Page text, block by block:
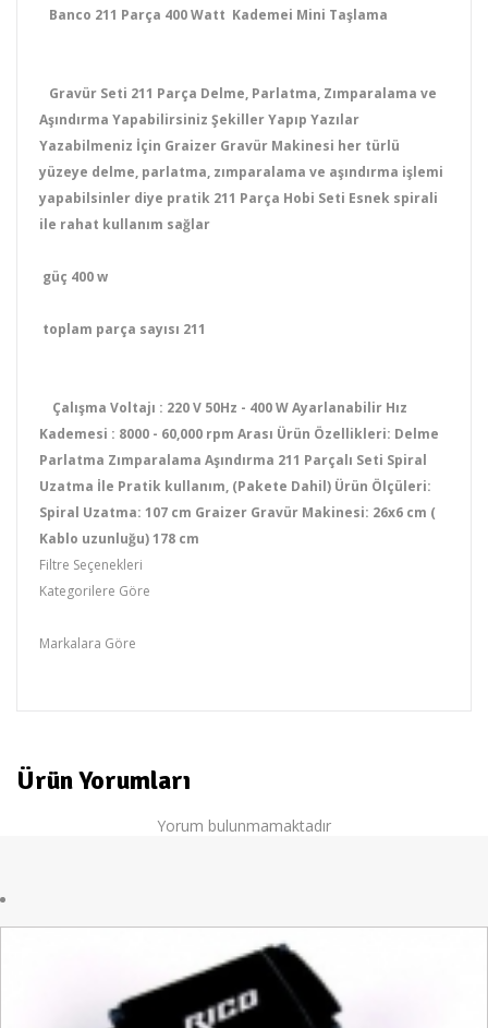
Banco 211 Parça 400 Watt Kademei Mini Taşlama
Gravür Seti 211 Parça Delme, Parlatma, Zımparalama ve
Aşındırma Yapabilirsiniz Şekiller Yapıp Yazılar
Yazabilmeniz İçin Graizer Gravür Makinesi her türlü
yüzeye delme, parlatma, zımparalama ve aşındırma işlemi
yapabilsinler diye pratik 211 Parça Hobi Seti Esnek spirali
ile rahat kullanım sağlar
güç 400 w
toplam parça sayısı 211
Çalışma Voltajı : 220 V 50Hz - 400 W Ayarlanabilir Hız
Kademesi : 8000 - 60,000 rpm Arası Ürün Özellikleri: Delme
Parlatma Zımparalama Aşındırma 211 Parçalı Seti Spiral
Uzatma İle Pratik kullanım, (Pakete Dahil) Ürün Ölçüleri:
Spiral Uzatma: 107 cm Graizer Gravür Makinesi: 26x6 cm (
Kablo uzunluğu) 178 cm
Filtre Seçenekleri
Kategorilere Göre
Markalara Göre
Ürün Yorumları
Yorum bulunmamaktadır